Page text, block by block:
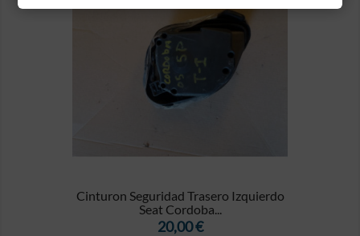
Cinturon Seguridad Trasero Izquierdo
Seat Cordoba...
Precio
20,00 €